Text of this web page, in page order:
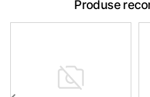
Produse